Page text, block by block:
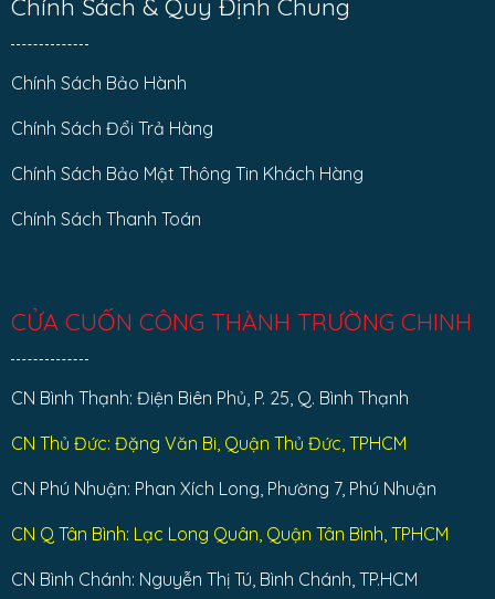
Chính Sách Bảo Hành
Chính Sách Đổi Trả Hàng
Chính Sách Bảo Mật Thông Tin Khách Hàng
Chính Sách Thanh Toán
CỬA CUỐN CÔNG THÀNH TRƯỜNG CHINH
CN Bình Thạnh: Điện Biên Phủ, P. 25, Q. Bình Thạnh
CN Thủ Đức: Đặng Văn Bi, Quận Thủ Đức, TPHCM
CN Phú Nhuận: Phan Xích Long, Phường 7, Phú Nhuận
CN Q Tân Bình: Lạc Long Quân, Quận Tân Bình, TPHCM
CN Bình Chánh: Nguyễn Thị Tú, Bình Chánh, TP.HCM